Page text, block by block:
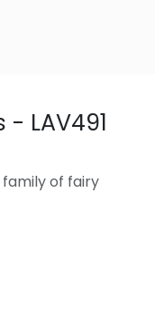
LAV491
of fairy